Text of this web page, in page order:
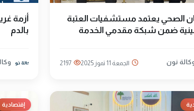
الصحي يعتمد مستشفيات العتبة
ضمن شبكة مقدمي الخدمة
نون الجمعة 11 تموز 2025 2197
أزمة
بالدم
إقتصادية